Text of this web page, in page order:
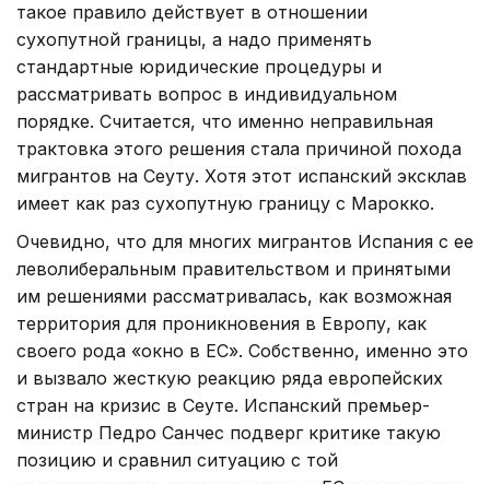
такое правило действует в отношении
сухопутной границы, а надо применять
стандартные юридические процедуры и
рассматривать вопрос в индивидуальном
порядке. Считается, что именно неправильная
трактовка этого решения стала причиной похода
мигрантов на Сеуту. Хотя этот испанский эксклав
имеет как раз сухопутную границу с Марокко.
Очевидно, что для многих мигрантов Испания с ее
леволиберальным правительством и принятыми
им решениями рассматривалась, как возможная
территория для проникновения в Европу, как
своего рода «окно в ЕС». Собственно, именно это
и вызвало жесткую реакцию ряда европейских
стран на кризис в Сеуте. Испанский премьер-
министр Педро Санчес подверг критике такую
позицию и сравнил ситуацию с той